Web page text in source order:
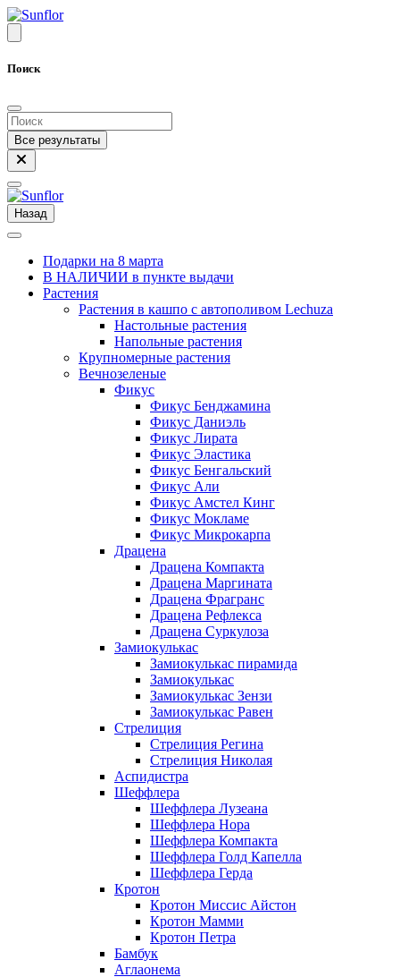
Поиск
Все результаты
Назад
Подарки на 8 марта
В НАЛИЧИИ в пункте выдачи
Растения
Растения в кашпо с автополивом Lechuza
Настольные растения
Напольные растения
Крупномерные растения
Вечнозеленые
Фикус
Фикус Бенджамина
Фикус Даниэль
Фикус Лирата
Фикус Эластика
Фикус Бенгальский
Фикус Али
Фикус Амстел Кинг
Фикус Мокламе
Фикус Микрокарпа
Драцена
Драцена Компакта
Драцена Маргината
Драцена Фрагранс
Драцена Рефлекса
Драцена Суркулоза
Замиокулькас
Замиокулькас пирамида
Замиокулькас
Замиокулькас Зензи
Замиокулькас Равен
Стрелиция
Стрелиция Регина
Стрелиция Николая
Аспидистра
Шеффлера
Шеффлера Лузеана
Шеффлера Нора
Шеффлера Компакта
Шеффлера Голд Капелла
Шеффлера Герда
Кротон
Кротон Миссис Айстон
Кротон Мамми
Кротон Петра
Бамбук
Аглаонема